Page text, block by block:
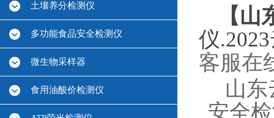
土壤养分检测仪
多功能食品安全检测仪
微生物采样器
食用油酸价检测仪
【
仪
客服在
山
安全